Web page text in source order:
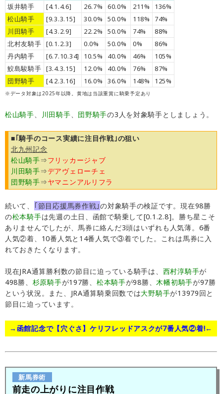
坂井騎手
[4.1.4.6] 26.7% 60.0% 211%
136%
松山騎手
[9.3.3.15] 30.0% 50.0% 118%
74%
川田騎手
[4.3.2.9] 22.2% 50.0% 74%
88%
北村友騎手 [0.1.2.3] 0.0% 50.0% 0%
86%
丹内騎手
[6.7.10.34] 10.5% 40.0% 46%
105%
鮫島駿騎手 [3.4.3.15] 12.0% 40.0% 76%
87%
団野騎手
[4.2.3.16] 16.0% 36.0% 148% 125%
※データ対象は2025年以降。黄地は当該重賞に騎乗予定あり
松山騎手、 川田騎手、 団野騎手の3人を対象騎手としましょう。
■｢騎手のコース実績に注目作戦｣の狙い
北九州記念
松山騎手⇒フリッカージャブ
川田騎手⇒デアヴェローチェ
団野騎手⇒ヤマニンアルリフラ
続いて、 ｢節目応援馬券作戦｣の対象騎手の検証です。現在98勝
の松本騎手は先週の土日、函館で騎乗して[0.1.2.8]。勝ち星こそ
ありませんでしたが、馬券に絡んだ3頭はいずれも人気薄。6番
人気②着、10番人気と14番人気で③着でした。これは馬券に入
れておきたくなります。
現在JRA通算勝利数の節目に迫っている騎手は、 西村淳騎手が
498勝、 杉原騎手が197勝、 松本騎手が98勝、木幡初騎手が97勝
という状況。また、JRA通算騎乗回数では大野騎手が13979回と
節目に迫っています。
→函館記念で【穴ぐさ】ケリフレッドアスクが7番人気②着!←
新馬券術
前走の上がりに注目作戦